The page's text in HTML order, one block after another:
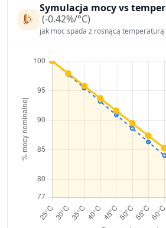
Symulacja mocy vs
(-0.42%/°C)
jak moc spada z rosnącą temperaturą